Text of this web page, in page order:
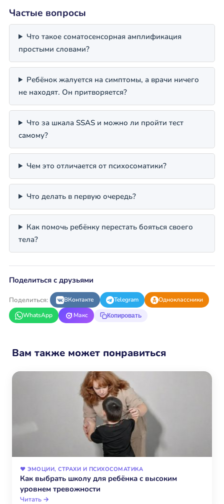
Частые вопросы
Что такое соматосенсорная амплификация
простыми словами?
Ребёнок жалуется на симптомы, а врачи ничего
не находят. Он притворяется?
Что за шкала SSAS и можно ли пройти тест
самому?
Чем это отличается от психосоматики?
Что делать в первую очередь?
Как помочь ребёнку перестать бояться своего
тела?
Поделиться с друзьями
Поделиться: ВКонтакте Telegram
Одноклассники
WhatsApp
Макс Копировать
Вам также может понравиться
❤️ ЭМОЦИИ, СТРАХИ И ПСИХОСОМАТИКА
Как выбрать школу для ребёнка с высоким
уровнем тревожности
Читать →